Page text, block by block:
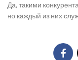
Да, такими
но каждый из них